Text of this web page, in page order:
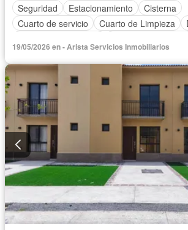
Seguridad
Estacionamiento
Cisterna
Cuarto de servicio
Cuarto de Limpieza
Permite mascotas
Permite niños Solo
19/05/2026 en - Arista Servicios Inmobiliarios